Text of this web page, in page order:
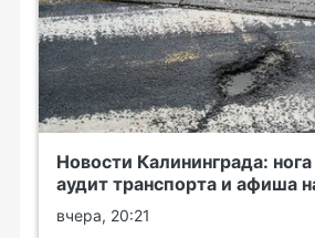
Новости Калининграда:
аудит транспорта и афиша
вчера, 20:21